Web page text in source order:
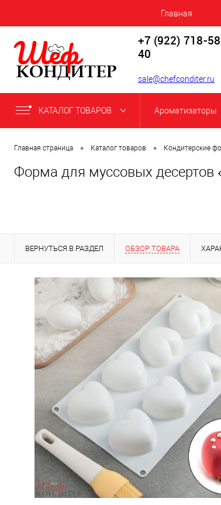
Главная
+7 (922) 718-
40
sale@chefconditer.ru
КАТАЛОГ ТОВАРОВ Ароматизаторы
Главная страница • Каталог товаров • Кондитерские
Форма для муссовых десертов
ВЕРНУТЬСЯ В РАЗДЕЛ ОБЗОР ТОВАРА